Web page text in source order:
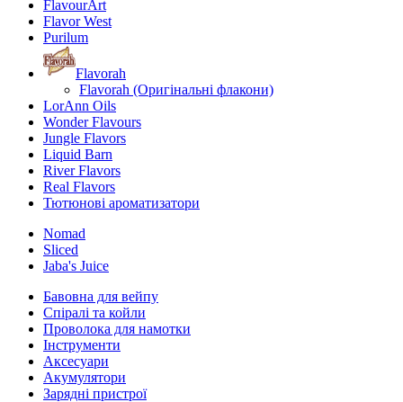
FlavourArt
Flavor West
Purilum
Flavorah
Flavorah (Оригінальні флакони)
LorAnn Oils
Wonder Flavours
Jungle Flavors
Liquid Barn
River Flavors
Real Flavors
Тютюнові ароматизатори
Nomad
Sliced
Jaba's Juice
Бавовна для вейпу
Спіралі та койли
Проволока для намотки
Інструменти
Аксесуари
Акумулятори
Зарядні пристрої